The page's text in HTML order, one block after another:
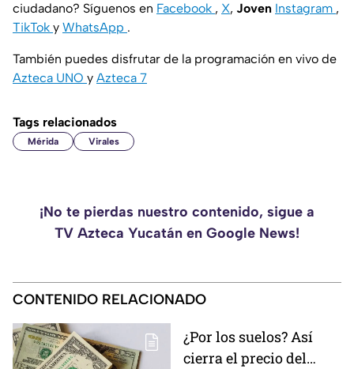
ciudadano? Síguenos en Facebook , X, Joven Instagram ,
TikTok y WhatsApp .
También puedes disfrutar de la programación en vivo de
Azteca UNO y Azteca 7
Tags relacionados
Mérida Virales
¡No te pierdas nuestro contenido, sigue a
TV Azteca Yucatán en Google News!
CONTENIDO RELACIONADO
¿Por los suelos? Así
cierra el precio del